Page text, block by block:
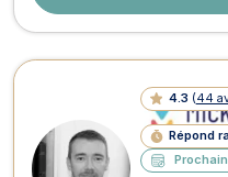
4.3 (44
Répond